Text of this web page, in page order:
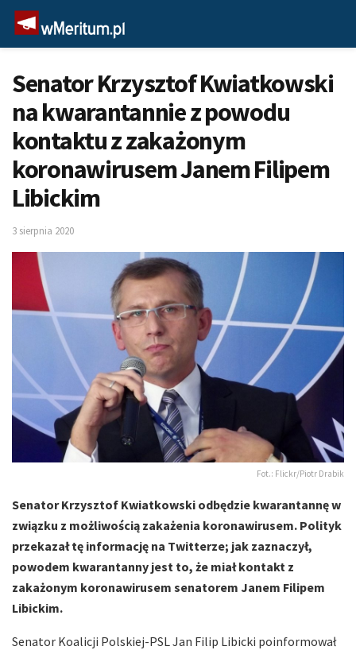
Senator Krzysztof Kwiatkowski
na kwarantannie z powodu
kontaktu z zakażonym
koronawirusem Janem Filipem
Libickim
3 sierpnia 2020
Fot.: Flickr/Piotr Drabik
Senator Krzysztof Kwiatkowski odbędzie kwarantannę w
związku z możliwością zakażenia koronawirusem. Polityk
przekazał tę informację na Twitterze; jak zaznaczył,
powodem kwarantanny jest to, że miał kontakt z
zakażonym koronawirusem senatorem Janem Filipem
Libickim.
Senator Koalicji Polskiej-PSL Jan Filip Libicki poinformował